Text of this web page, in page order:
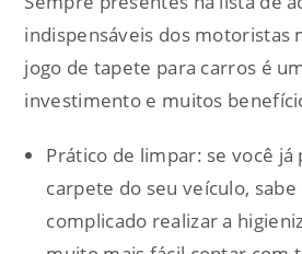
indispensáveis dos motoristas
jogo de tapete para carros é
investimento e muitos
Prático de limpar: se você
carpete do seu veículo,
complicado realizar a